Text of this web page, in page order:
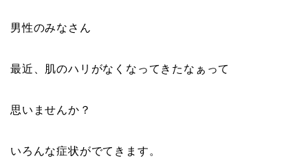
男性のみなさん
最近、肌のハリがなくなってきたなぁって
思いませんか？
いろんな症状がでてきます。